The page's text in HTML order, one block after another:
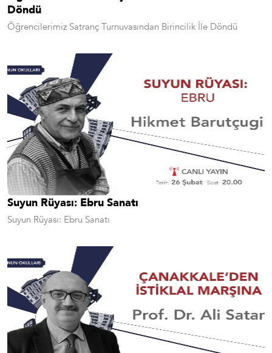
Döndü
Öğrencilerimiz Satranç Turnuvasından Birincilik İle Döndü
Suyun Rüyası: Ebru Sanatı
Suyun Rüyası: Ebru Sanatı